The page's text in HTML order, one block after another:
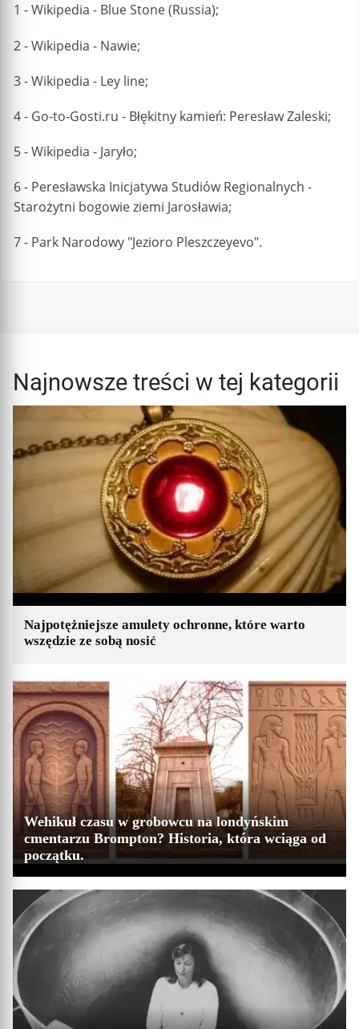
1 - Wikipedia - Blue Stone (Russia);
2 - Wikipedia - Nawie;
3 - Wikipedia - Ley line;
4 - Go-to-Gosti.ru - Błękitny kamień: Peresław Zaleski;
5 - Wikipedia - Jaryło;
6 - Peresławska Inicjatywa Studiów Regionalnych -
Starożytni bogowie ziemi Jarosławia;
7 - Park Narodowy "Jezioro Pleszczeyevo".
Najnowsze treści w tej kategorii
Najpotężniejsze amulety ochronne, które warto
wszędzie ze sobą nosić
Wehikuł czasu w grobowcu na londyńskim
cmentarzu Brompton? Historia, która wciąga od
początku.